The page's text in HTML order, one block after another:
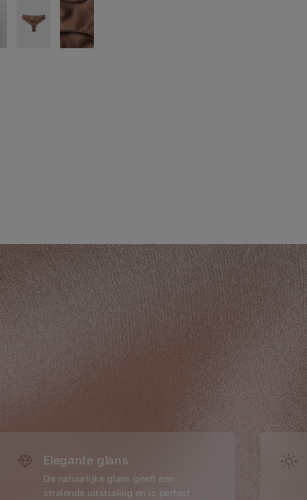
Elegante glans
De natuurlijke glans geeft een
stralende uitstraling en is perfect